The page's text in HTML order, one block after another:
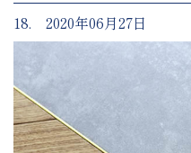
18. 2020年06月27日